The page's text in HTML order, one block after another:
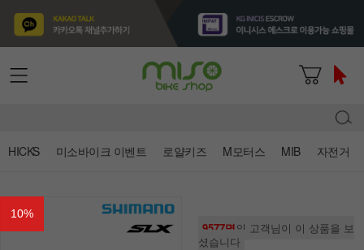
HICKS 미소바이크 이벤트 로얄키즈 M모터스 MIB 자전거
10%
9577명의 고객님이 이 상품을 보
셨습니다